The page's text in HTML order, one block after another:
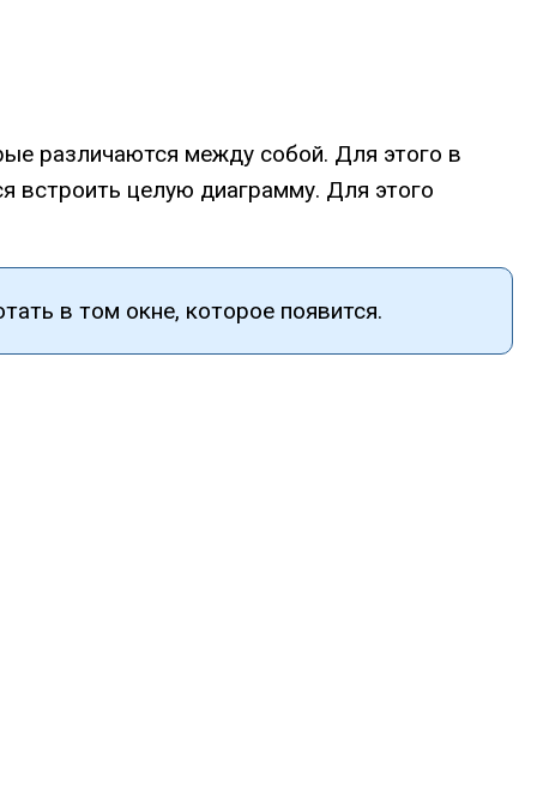
различаются между собой. Для этого в
встроить целую диаграмму. Для этого
в том окне, которое появится.